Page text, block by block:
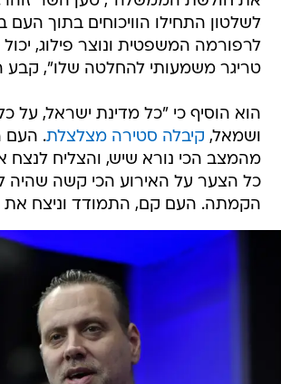
לשלטון התחילו הוויכוחים בתוך
לרפורמה המשפטית ונוצר פילוג,
טריגר משמעותי להחלטה שלו", קבע
הוא הוסיף כי "כל מדינת ישראל, על
ושמאל, קיבלה סטירה מצלצלת. העם
מהמצב הכי נורא שיש, והצליח לנצח
כל הצער על האירוע הכי קשה שהיה
הקמתה. העם קם, התמודד וניצח את